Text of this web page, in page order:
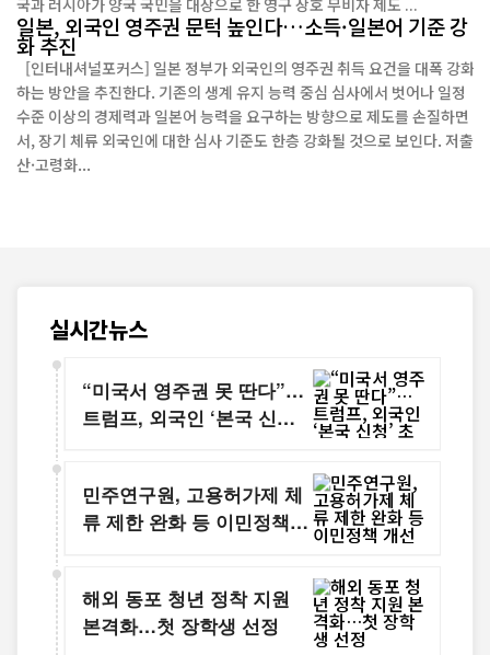
국과 러시아가 양국 국민을 대상으로 한 영구 상호 무비자 제도 ...
일본, 외국인 영주권 문턱 높인다…소득·일본어 기준 강
화 추진
[인터내셔널포커스] 일본 정부가 외국인의 영주권 취득 요건을 대폭 강화
하는 방안을 추진한다. 기존의 생계 유지 능력 중심 심사에서 벗어나 일정
수준 이상의 경제력과 일본어 능력을 요구하는 방향으로 제도를 손질하면
서, 장기 체류 외국인에 대한 심사 기준도 한층 강화될 것으로 보인다. 저출
산·고령화...
실시간뉴스
“미국서 영주권 못 딴다”…
트럼프, 외국인 ‘본국 신청’
민주연구원, 고용허가제 체
류 제한 완화 등 이민정책
해외 동포 청년 정착 지원
본격화…첫 장학생 선정